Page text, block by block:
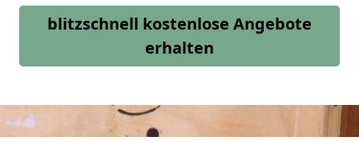
blitzschnell kostenlose Angebote
erhalten